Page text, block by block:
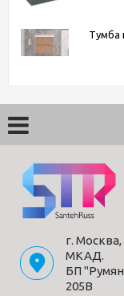
Тумба
г.
МКАД.
БП
205В